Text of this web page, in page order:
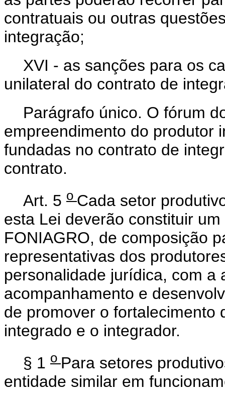
contratuais ou outras
integração;
XVI - as sanções para os
unilateral do contrato de
Parágrafo único. O fórum
empreendimento do produtor
fundadas no contrato de
contrato.
Art. 5 o Cada setor
esta Lei deverão constituir
FONIAGRO, de composição
representativas dos
personalidade jurídica, com a
acompanhamento e
de promover o fortalecimento
integrado e o integrador.
§ 1 o Para setores
entidade similar em